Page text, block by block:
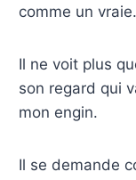
comme un vraie.
Il ne voit plus
son regard qui
mon engin.
Il se demande